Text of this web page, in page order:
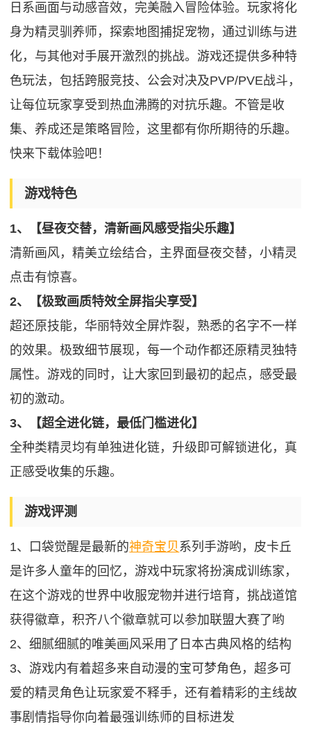
日系画面与动感音效，完美融入冒险体验。玩家将化
身为精灵驯养师，探索地图捕捉宠物，通过训练与进
化，与其他对手展开激烈的挑战。游戏还提供多种特
色玩法，包括跨服竞技、公会对决及PVP/PVE战斗，
让每位玩家享受到热血沸腾的对抗乐趣。不管是收
集、养成还是策略冒险，这里都有你所期待的乐趣。
快来下载体验吧！
游戏特色
1、【昼夜交替，清新画风感受指尖乐趣】
清新画风，精美立绘结合，主界面昼夜交替，小精灵
点击有惊喜。
2、【极致画质特效全屏指尖享受】
超还原技能，华丽特效全屏炸裂，熟悉的名字不一样
的效果。极致细节展现，每一个动作都还原精灵独特
属性。游戏的同时，让大家回到最初的起点，感受最
初的激动。
3、【超全进化链，最低门槛进化】
全种类精灵均有单独进化链，升级即可解锁进化，真
正感受收集的乐趣。
游戏评测
1、口袋觉醒是最新的神奇宝贝 系列手游哟，皮卡丘
是许多人童年的回忆，游戏中玩家将扮演成训练家，
在这个游戏的世界中收服宠物并进行培育，挑战道馆
获得徽章，积齐八个徽章就可以参加联盟大赛了哟
2、细腻细腻的唯美画风采用了日本古典风格的结构
3、游戏内有着超多来自动漫的宝可梦角色，超多可
爱的精灵角色让玩家爱不释手，还有着精彩的主线故
事剧情指导你向着最强训练师的目标进发